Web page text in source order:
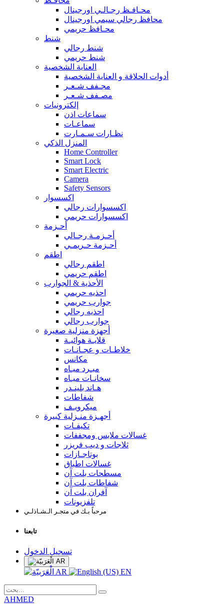
محـافـظ رجـالـي اورجينال
محافظ رجالي سيمي اورجينال
محـافظ حريمي
شنط
شنط رجالي
شنط حريمي
العناية الشخصية
أدوات الحلاقة و العناية الشخصية
مجـفف شـعـر
مصـفف شـعـر
إلكترونيات
سماعات اذن
سماعـات
نظـارات سـمـارت
المنزل الذكي
Home Controller
Smart Lock
Smart Electric
Camera
Safety Sensors
اكسسوار
اكسسوارات رجالي
اكسسوارات حريمي
أحـزمة
أحـزمـة رجـالي
أحـزمة حـريمـي
اطقم
اطقم رجالي
اطقم حريمي
الأحذية & الجوارب
احذيه حريمي
جوارب حريمي
احذيه رجالي
جوارب رجالي
أجهزة منزلية صغيرة
قلايـة هوائيـة
خلاطـات و عجـانـات
مكانس
مبـرد ميـاه
سخانـات ميـاه
هـاند بلينـدر
شفاطات
ميكرويـف
أجهـزة منـزلية كبيرة
تكيفـات
غسالات ملابس ومجففات
ثلاجات و ديب فريزر
بوتاجـازات
غسالات اطباق
مسطحات بلت آن
شفاطات بلت آن
آفران بلت آن
تلفزيونات
مرحباً بـك في متجـر الـشـاذلـي
تابعنا
تسجيل الدخول
AR
AR EN
AHMED